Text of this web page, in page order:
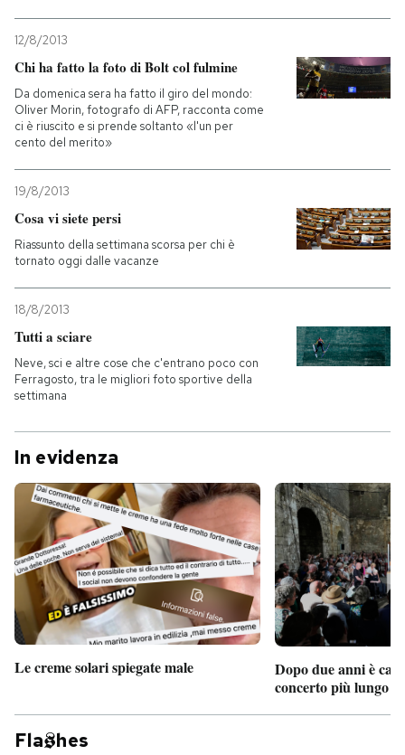
12/8/2013
Chi ha fatto la foto di Bolt col fulmine
Da domenica sera ha fatto il giro del mondo:
Oliver Morin, fotografo di AFP, racconta come
ci è riuscito e si prende soltanto «l'un per
cento del merito»
19/8/2013
Cosa vi siete persi
Riassunto della settimana scorsa per chi è
tornato oggi dalle vacanze
18/8/2013
Tutti a sciare
Neve, sci e altre cose che c'entrano poco con
Ferragosto, tra le migliori foto sportive della
settimana
In evidenza
Le creme solari spiegate male
Dopo due anni è
concerto più lungo
Fla hes